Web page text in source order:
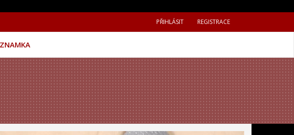
PŘIHLÁSIT REGISTRACE